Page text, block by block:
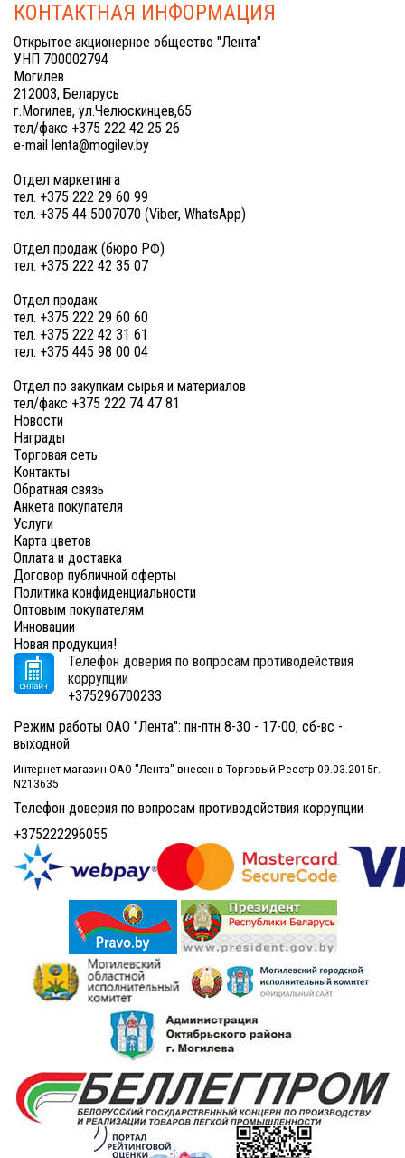
КОНТАКТНАЯ ИНФОРМАЦИЯ
Открытое акционерное общество "Лента"
УНП 700002794
Могилев
212003, Беларусь
г.Могилев, ул.Челюскинцев,65
тел/факс +375 222 42 25 26
e-mail lenta@mogilev.by
Отдел маркетинга
тел. +375 222 29 60 99
тел. +375 44 5007070 (Viber, WhatsApp)
Отдел продаж (бюро РФ)
тел. +375 222 42 35 07
Отдел продаж
тел. +375 222 29 60 60
тел. +375 222 42 31 61
тел. +375 445 98 00 04
Отдел по закупкам сырья и материалов
тел/факс +375 222 74 47 81
Новости
Награды
Торговая сеть
Контакты
Обратная связь
Анкета покупателя
Услуги
Карта цветов
Оплата и доставка
Договор публичной оферты
Политика конфиденциальности
Оптовым покупателям
Инновации
Новая продукция!
Телефон доверия по вопросам противодействия
коррупции
+375296700233
Режим работы ОАО "Лента": пн-птн 8-30 - 17-00, сб-вс -
выходной
Интернет-магазин ОАО "Лента" внесен в Торговый Реестр 09.03.2015г.
N213635
Телефон доверия по вопросам противодействия коррупции
+375222296055